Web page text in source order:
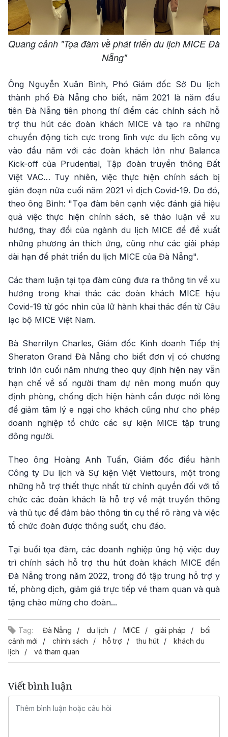
Quang cảnh "Tọa đàm về phát triển du lịch MICE Đà
Nẵng"
Ông Nguyễn Xuân Bình, Phó Giám đốc Sở Du lịch
thành phố Đà Nẵng cho biết, năm 2021 là năm đầu
tiên Đà Nẵng tiên phong thí điểm các chính sách hỗ
trợ thu hút các đoàn khách MICE và tạo ra những
chuyển động tích cực trong lĩnh vực du lịch công vụ
vào đầu năm với các đoàn khách lớn như Balanca
Kick-off của Prudential, Tập đoàn truyền thông Đất
Việt VAC… Tuy nhiên, việc thực hiện chính sách bị
gián đoạn nửa cuối năm 2021 vì dịch Covid-19. Do đó,
theo ông Bình: "Tọa đàm bên cạnh việc đánh giá hiệu
quả việc thực hiện chính sách, sẽ thảo luận về xu
hướng, thay đổi của ngành du lịch MICE để đề xuất
những phương án thích ứng, cũng như các giải pháp
dài hạn để phát triển du lịch MICE của Đà Nẵng".
Các tham luận tại tọa đàm cũng đưa ra thông tin về xu
hướng trong khai thác các đoàn khách MICE hậu
Covid-19 từ góc nhìn của lữ hành khai thác đến từ Câu
lạc bộ MICE Việt Nam.
Bà Sherrilyn Charles, Giám đốc Kinh doanh Tiếp thị
Sheraton Grand Đà Nẵng cho biết đơn vị có chương
trình lớn cuối năm nhưng theo quy định hiện nay vẫn
hạn chế về số người tham dự nên mong muốn quy
định phòng, chống dịch hiện hành cần được nới lỏng
để giảm tâm lý e ngại cho khách cũng như cho phép
doanh nghiệp tổ chức các sự kiện MICE tập trung
đông người.
Theo ông Hoàng Anh Tuấn, Giám đốc điều hành
Công ty Du lịch và Sự kiện Việt Viettours, một trong
những hỗ trợ thiết thực nhất từ chính quyền đối với tổ
chức các đoàn khách là hỗ trợ về mặt truyền thông
và thủ tục để đảm bảo thông tin cụ thể rõ ràng và việc
tổ chức đoàn được thông suốt, chu đáo.
Tại buổi tọa đàm, các doanh nghiệp ủng hộ việc duy
trì chính sách hỗ trợ thu hút đoàn khách MICE đến
Đà Nẵng trong năm 2022, trong đó tập trung hỗ trợ y
tế, phòng dịch, giảm giá trực tiếp vé tham quan và quà
tặng chào mừng cho đoàn...
Tag: Đà Nẵng du lịch MICE giải pháp
bối
cảnh mới
chính sách hỗ trợ thu hút
khách du
lịch
vé tham quan
Viết bình luận